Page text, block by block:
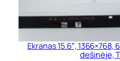
Ekranas 15.6″,
dešinėje,